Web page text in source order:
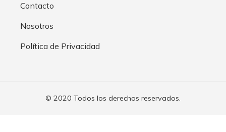
Contacto
Nosotros
Política de Privacidad
© 2020 Todos los derechos reservados.